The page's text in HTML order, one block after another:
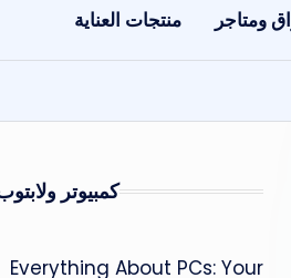
ومتاجر منتجات العناية
كمبيوتر
Everything About PCs: Your